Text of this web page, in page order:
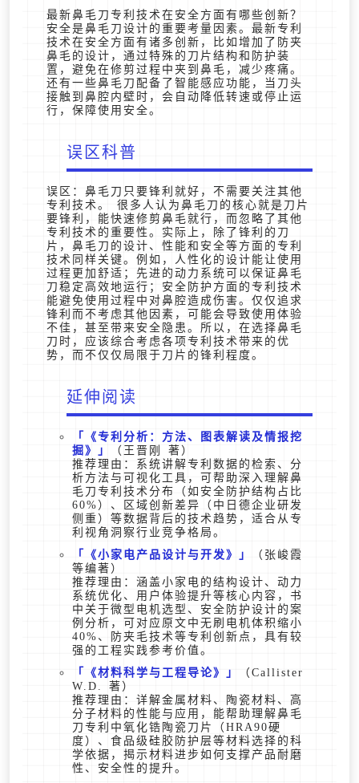
最新鼻毛刀专利技术在安全方面有哪些创新？
安全是鼻毛刀设计的重要考量因素。最新专利
技术在安全方面有诸多创新，比如增加了防夹
鼻毛的设计，通过特殊的刀片结构和防护装
置，避免在修剪过程中夹到鼻毛，减少疼痛。
还有一些鼻毛刀配备了智能感应功能，当刀头
接触到鼻腔内壁时，会自动降低转速或停止运
行，保障使用安全。
误区科普
误区：鼻毛刀只要锋利就好，不需要关注其他
专利技术。 很多人认为鼻毛刀的核心就是刀片
要锋利，能快速修剪鼻毛就行，而忽略了其他
专利技术的重要性。实际上，除了锋利的刀
片，鼻毛刀的设计、性能和安全等方面的专利
技术同样关键。例如，人性化的设计能让使用
过程更加舒适；先进的动力系统可以保证鼻毛
刀稳定高效地运行；安全防护方面的专利技术
能避免使用过程中对鼻腔造成伤害。仅仅追求
锋利而不考虑其他因素，可能会导致使用体验
不佳，甚至带来安全隐患。所以，在选择鼻毛
刀时，应该综合考虑各项专利技术带来的优
势，而不仅仅局限于刀片的锋利程度。
延伸阅读
《专利分析：方法、图表解读及情报挖
掘》
（王晋刚 著）
推荐理由：系统讲解专利数据的检索、分
析方法与可视化工具，可帮助深入理解鼻
毛刀专利技术分布（如安全防护结构占比
60%）、区域创新差异（中日德企业研发
侧重）等数据背后的技术趋势，适合从专
利视角洞察行业竞争格局。
《小家电产品设计与开发》
（张峻霞
等编著）
推荐理由：涵盖小家电的结构设计、动力
系统优化、用户体验提升等核心内容，书
中关于微型电机选型、安全防护设计的案
例分析，可对应原文中无刷电机体积缩小
40%、防夹毛技术等专利创新点，具有较
强的工程实践参考价值。
《材料科学与工程导论》
（Callister
W.D. 著）
推荐理由：详解金属材料、陶瓷材料、高
分子材料的性能与应用，能帮助理解鼻毛
刀专利中氧化锆陶瓷刀片（HRA90硬
度）、食品级硅胶防护层等材料选择的科
学依据，揭示材料进步如何支撑产品耐磨
性、安全性的提升。